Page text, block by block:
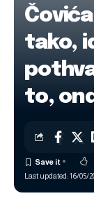
tako,
to,
Last updated: 16/05/